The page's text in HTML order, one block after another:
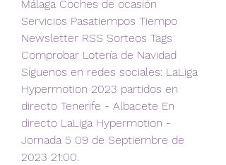
Málaga Coches de ocasión
Servicios Pasatiempos Tiempo
Newsletter RSS Sorteos Tags
Comprobar Lotería de Navidad
Síguenos en redes sociales: LaLiga
Hypermotion 2023 partidos en
directo Tenerife - Albacete En
directo LaLiga Hypermotion -
Jornada 5 09 de Septiembre de
2023 21:00.